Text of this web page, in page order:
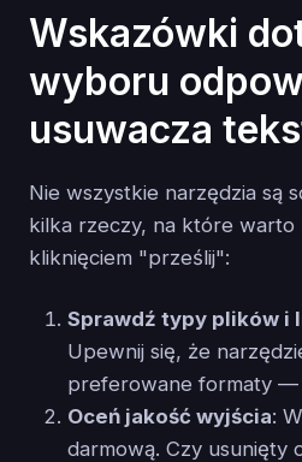
Wskazówki
wyboru
usuwacza
Nie wszystkie narzędzia są
kilka rzeczy, na które
kliknięciem "prześlij":
Sprawdź typy plików i
Upewnij się, że
preferowane formaty —
Oceń jakość wyjścia:
darmową. Czy usunięty